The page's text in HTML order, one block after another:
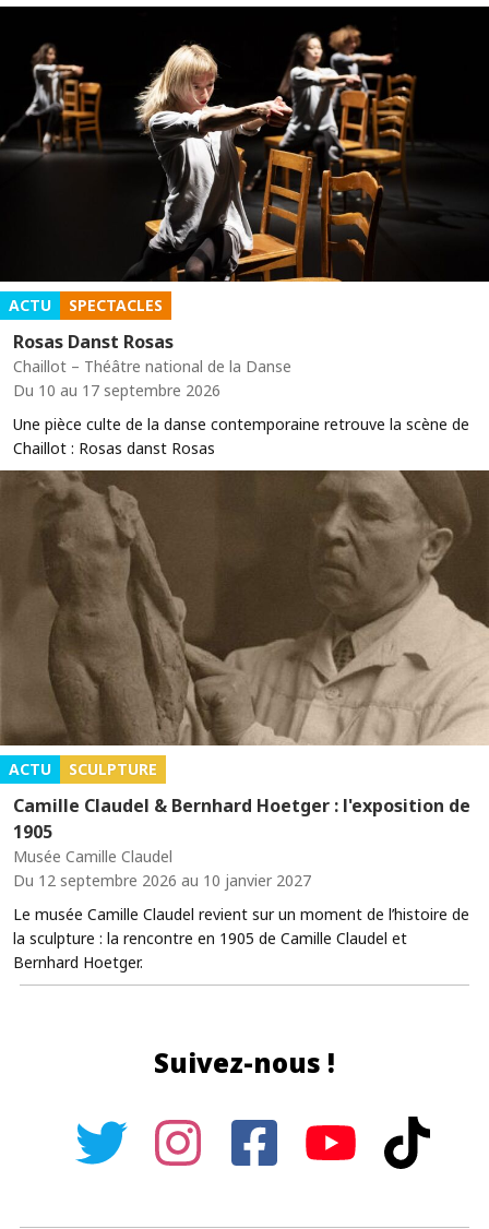
ACTU SPECTACLES
Rosas Danst Rosas
Chaillot – Théâtre national de la Danse
Du 10 au 17 septembre 2026
Une pièce culte de la danse contemporaine retrouve la scène de
Chaillot : Rosas danst Rosas
ACTU SCULPTURE
Camille Claudel & Bernhard Hoetger : l'exposition de
1905
Musée Camille Claudel
Du 12 septembre 2026 au 10 janvier 2027
Le musée Camille Claudel revient sur un moment de l’histoire de
la sculpture : la rencontre en 1905 de Camille Claudel et
Bernhard Hoetger.
Suivez-nous !